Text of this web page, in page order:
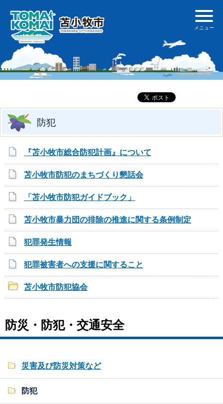
防犯
『苫小牧市総合防犯計画』について
苫小牧市防犯のまちづくり懇話会
「苫小牧市防犯ガイドブック」
苫小牧市暴力団の排除の推進に関する条例制定
犯罪発生情報
犯罪被害者への支援に関すること
苫小牧市防犯協会
防災・防犯・交通安全
災害及び防災対策など
防犯